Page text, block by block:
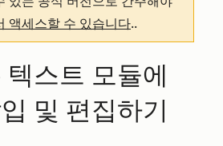
액세스할 수 있습니다..
스트 모듈에
및 편집하기